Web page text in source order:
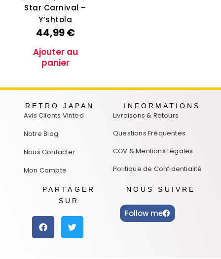
Star Carnival –
Y’shtola
44,99€
Ajouter au
panier
RETRO JAPAN
Avis Clients Vinted
Notre Blog
Nous Contacter
Mon Compte
INFORMATIONS
Livraisons & Retours
Questions Fréquentes
CGV & Mentions Légales
Politique de Confidentialité
PARTAGER
SUR
NOUS SUIVRE
Follow me